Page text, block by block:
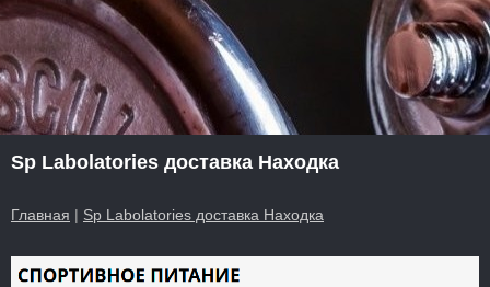
Sp Labolatories доставка Находка
Главная | Sp Labolatories доставка Находка